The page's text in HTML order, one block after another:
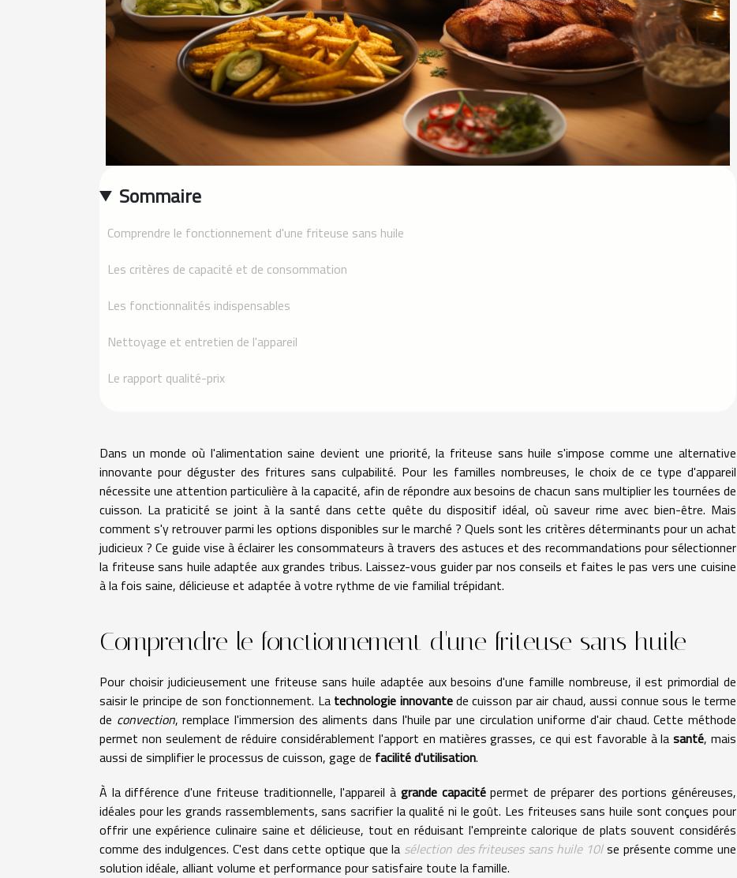
Sommaire
Comprendre le fonctionnement d'une friteuse sans huile
Les critères de capacité et de consommation
Les fonctionnalités indispensables
Nettoyage et entretien de l'appareil
Le rapport qualité-prix
Dans un monde où l'alimentation saine devient une priorité, la friteuse sans huile s'impose comme une alternative
innovante pour déguster des fritures sans culpabilité. Pour les familles nombreuses, le choix de ce type d'appareil
nécessite une attention particulière à la capacité, afin de répondre aux besoins de chacun sans multiplier les tournées de
cuisson. La praticité se joint à la santé dans cette quête du dispositif idéal, où saveur rime avec bien-être. Mais
comment s'y retrouver parmi les options disponibles sur le marché ? Quels sont les critères déterminants pour un achat
judicieux ? Ce guide vise à éclairer les consommateurs à travers des astuces et des recommandations pour sélectionner
la friteuse sans huile adaptée aux grandes tribus. Laissez-vous guider par nos conseils et faites le pas vers une cuisine
à la fois saine, délicieuse et adaptée à votre rythme de vie familial trépidant.
Comprendre le fonctionnement d'une friteuse sans huile
Pour choisir judicieusement une friteuse sans huile adaptée aux besoins d'une famille nombreuse, il est primordial de
saisir le principe de son fonctionnement. La technologie innovantede cuisson par air chaud, aussi connue sous le terme
de convection, remplace l'immersion des aliments dans l'huile par une circulation uniforme d'air chaud. Cette méthode
permet non seulement de réduire considérablement l'apport en matières grasses, ce qui est favorable à lasanté, mais
aussi de simplifier le processus de cuisson, gage de facilité d'utilisation.
À la différence d'une friteuse traditionnelle, l'appareil à grande capacitépermet de préparer des portions généreuses,
idéales pour les grands rassemblements, sans sacrifier la qualité ni le goût. Les friteuses sans huile sont conçues pour
offrir une expérience culinaire saine et délicieuse, tout en réduisant l'empreinte calorique de plats souvent considérés
comme des indulgences. C'est dans cette optique que la sélection des friteuses sans huile 10lse présente comme une
solution idéale, alliant volume et performance pour satisfaire toute la famille.